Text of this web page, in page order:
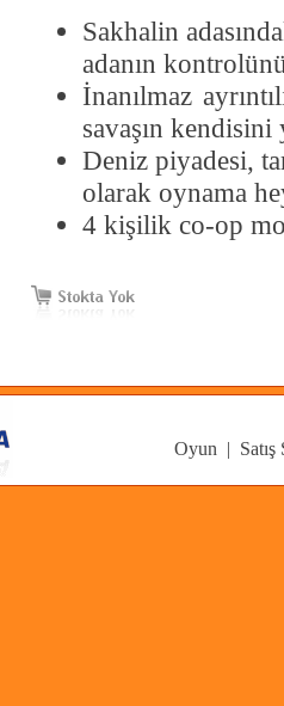
Sakhalin
adanın
İnanılmaz
savaşın kendisini
Deniz piyadesi,
olarak oynama
4 kişilik co-op
Oyun |